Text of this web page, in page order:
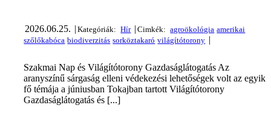
2026.06.25. |
|
|
Szakmai Nap és Világítótorony Gazdaságlátogatás Az
aranyszínű sárgaság elleni védekezési lehetőségek volt az egyik
fő témája a júniusban Tokajban tartott Világítótorony
Gazdaságlátogatás és [...]